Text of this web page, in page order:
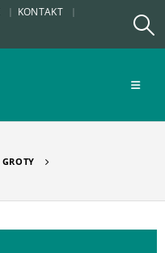
KONTAKT
GROTY